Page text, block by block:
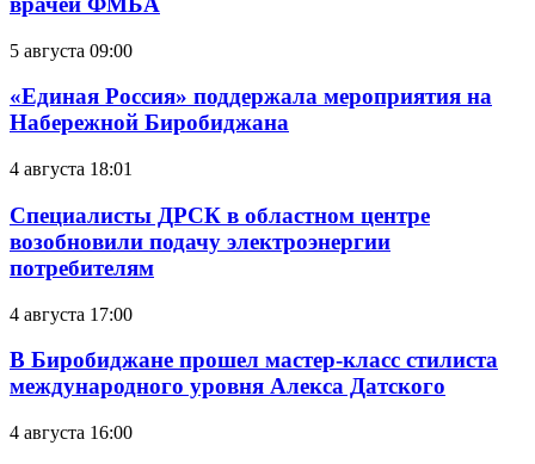
5 августа 09:00
«Единая Россия» поддержала мероприятия на
Набережной Биробиджана
4 августа 18:01
Специалисты ДРСК в областном центре
возобновили подачу электроэнергии
потребителям
4 августа 17:00
В Биробиджане прошел мастер-класс стилиста
международного уровня Алекса Датского
4 августа 16:00